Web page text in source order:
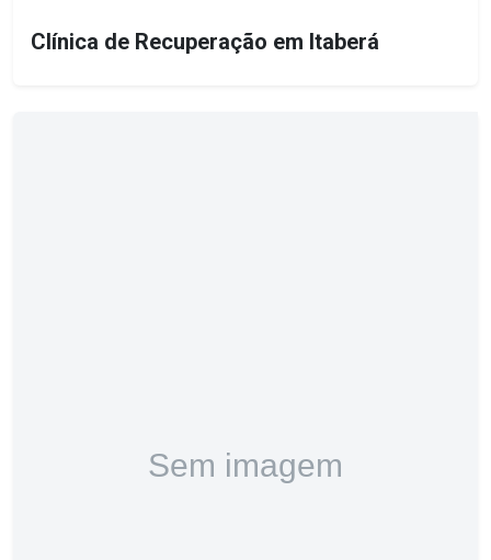
Clínica de Recuperação em Itaberá